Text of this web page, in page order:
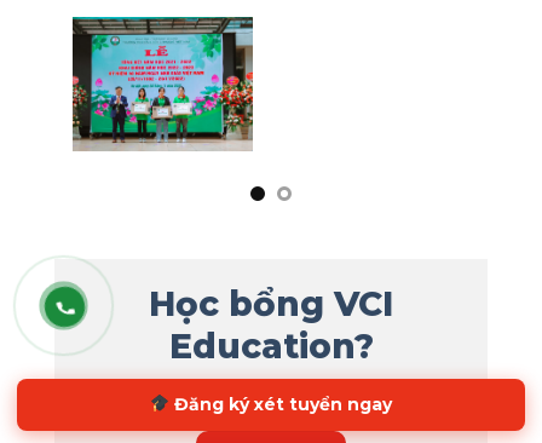
Học bổng VCI
Education?
Nội dung mới cập nhập liên tục
Đăng ký xét tuyển ngay